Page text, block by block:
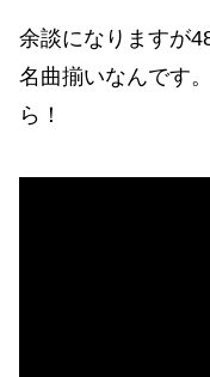
余談になりますが
名曲揃いなんです
ら！